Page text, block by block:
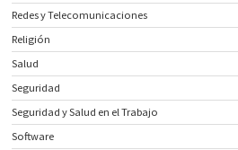
Redes y Telecomunicaciones
Religión
Salud
Seguridad
Seguridad y Salud en el Trabajo
Software